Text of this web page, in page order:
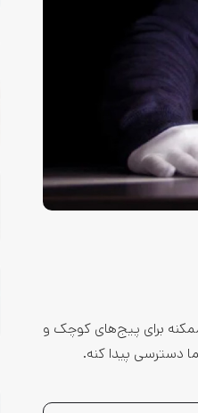
برای پیج‌های کوچک و
دسترسی پیدا کنه.